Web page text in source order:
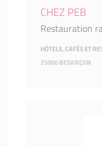
CHEZ PEB
Restauration
HÔTELS, CAFÉS ET
25000 BESANÇON